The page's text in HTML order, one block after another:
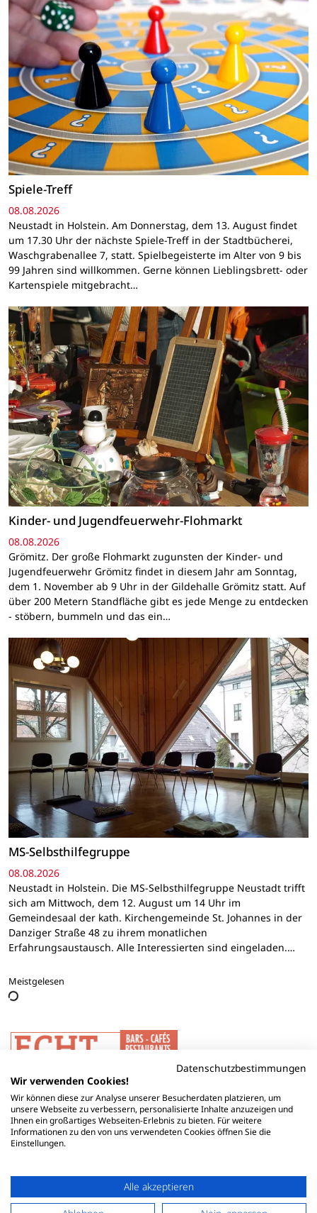
Spiele-Treff
08.08.2026
Neustadt in Holstein. Am Donnerstag, dem 13. August findet
um 17.30 Uhr der nächste Spiele-Treff in der Stadtbücherei,
Waschgrabenallee 7, statt. Spielbegeisterte im Alter von 9 bis
99 Jahren sind willkommen. Gerne können Lieblingsbrett- oder
Kartenspiele mitgebracht…
Kinder- und Jugendfeuerwehr-Flohmarkt
08.08.2026
Grömitz. Der große Flohmarkt zugunsten der Kinder- und
Jugendfeuerwehr Grömitz findet in diesem Jahr am Sonntag,
dem 1. November ab 9 Uhr in der Gildehalle Grömitz statt. Auf
über 200 Metern Standfläche gibt es jede Menge zu entdecken
- stöbern, bummeln und das ein…
MS-Selbsthilfegruppe
08.08.2026
Neustadt in Holstein. Die MS-Selbsthilfegruppe Neustadt trifft
sich am Mittwoch, dem 12. August um 14 Uhr im
Gemeindesaal der kath. Kirchengemeinde St. Johannes in der
Danziger Straße 48 zu ihrem monatlichen
Erfahrungsaustausch. Alle Interessierten sind eingeladen.…
Meistgelesen
Datenschutzbestimmungen
Wir verwenden Cookies!
Wir können diese zur Analyse unserer Besucherdaten platzieren, um
unsere Webseite zu verbessern, personalisierte Inhalte anzuzeigen und
Ihnen ein großartiges Webseiten-Erlebnis zu bieten. Für weitere
Informationen zu den von uns verwendeten Cookies öffnen Sie die
Einstellungen.
Alle akzeptieren